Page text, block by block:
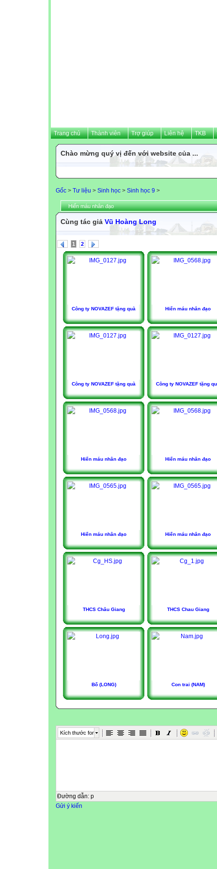
Trang chủ Thành viên Trợ giúp Liên hệ TKB
Chào mừng quý vị đến với website của ...
Gốc > Tư liệu > Sinh học > Sinh học 9 >
Hiến máu nhân đạo
Cùng tác giả Vũ Hoàng Long
1 2
Công ty NOVAZEF tặng quà Hiến máu nhân đạo
Công ty NOVAZEF tặng quà Công ty NOVAZEF tặng
Hiến máu nhân đạo Hiến máu nhân đạo
Hiến máu nhân đạo Hiến máu nhân đạo
THCS Châu Giang THCS Chau Giang
Bố (LONG) Con trai (NAM)
Kích thước font
Đường dẫn: p
Gửi ý kiến